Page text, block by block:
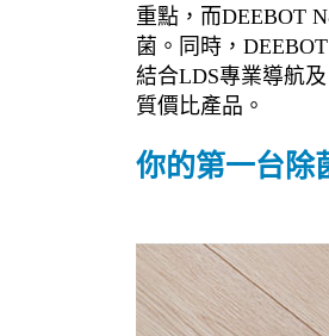
重點，而DEEBOT
菌。同時，
結合LDS專業導航
質價比產品。
你的第一台除